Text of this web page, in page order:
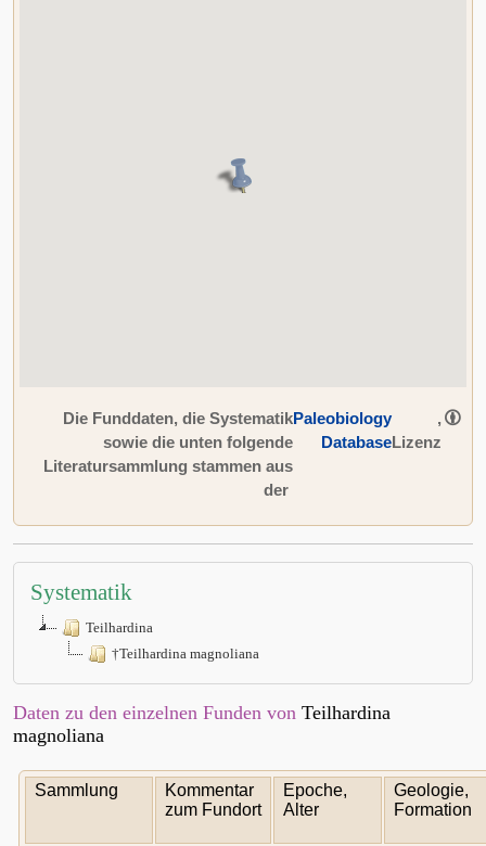
Die Funddaten, die Systematik
sowie die unten folgende
Literatursammlung stammen aus
der
Paleobiology
Database
,
Lizenz
Systematik
Teilhardina
†Teilhardina magnoliana
Daten zu den einzelnen Funden von Teilhardina
magnoliana
Sammlung
Kommentar
zum Fundort
Epoche,
Alter
Geologie,
Formation